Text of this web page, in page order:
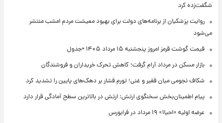
شگفت‌زده کرد
روایت پزشکیان از برنامه‌های دولت برای بهبود معیشت مردم امشب منتشر
می‌شود
قیمت گوشت قرمز امروز پنجشنبه ۱۵ مرداد ۱۴۰۵ +جدول
بازار مسکن در مرداد آرام گرفت؛ کاهش تحرک خریداران و فروشندگان
شکاف نجومی میان فقیر و غنی؛ تورم فشار بر دهک‌های پایین را تشدید کرد
پیام اطمینان‌بخش سخنگوی ارتش: ارتش در بالاترین سطح آمادگی قرار دارد
عرضه اولیه «احیا۱» ۱۹ مرداد در فرابورس